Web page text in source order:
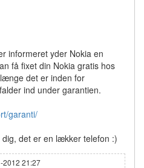
informeret yder Nokia en
få fixet din Nokia gratis hos
det er inden for
ind under garantien.
garanti/
det er en lækker telefon :)
2012 21:27